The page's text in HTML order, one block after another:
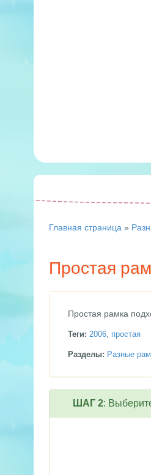
Главная страница »
Простая
Простая рамка
Теги: 2006, простая
Разделы: Разные
ШАГ 2: